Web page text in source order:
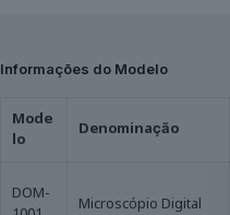
Informações do Modelo
Mode
lo
Denominação
DOM-
Microscópio Digital